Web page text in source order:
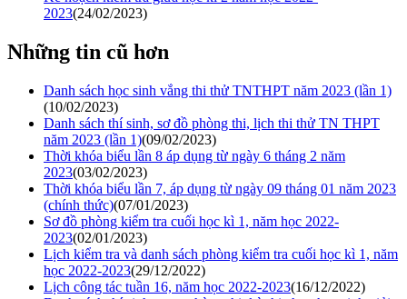
2023(24/02/2023)
Những tin cũ hơn
Danh sách học sinh vắng thi thử TNTHPT năm 2023 (lần 1)
(10/02/2023)
Danh sách thí sinh, sơ đồ phòng thi, lịch thi thử TN THPT
năm 2023 (lần 1)(09/02/2023)
Thời khóa biểu lần 8 áp dụng từ ngày 6 tháng 2 năm
2023(03/02/2023)
Thời khóa biểu lần 7, áp dụng từ ngày 09 tháng 01 năm 2023
(chính thức)(07/01/2023)
Sơ đồ phòng kiểm tra cuối học kì 1, năm học 2022-
2023(02/01/2023)
Lịch kiểm tra và danh sách phòng kiểm tra cuối học kì 1, năm
học 2022-2023(29/12/2022)
Lịch công tác tuần 16, năm học 2022-2023(16/12/2022)